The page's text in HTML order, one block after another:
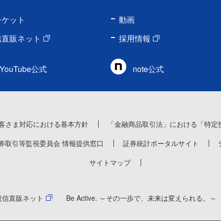
ット
動画
販ネット
採用情報
公式 note公式
さま対応における基本方針
「金融商品取引法」における「特
取引等監視委員会 情報提供窓口
証券統計ポータルサイト
サイトマップ
信直販ネット Be Active. ～その一歩で、未来は変えられる。～